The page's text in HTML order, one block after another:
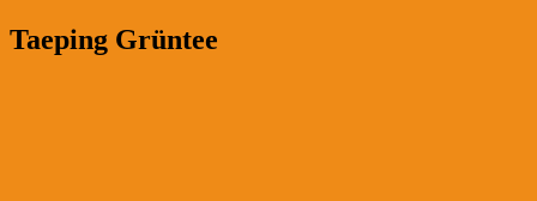
Taeping Grüntee